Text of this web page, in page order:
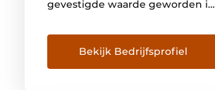
gevestigde waarde geworden in
zonwering en rolluiken.Onze
onderneming behandelt elke
bestelling van begin tot einde.
Bekijk Bedrijfsprofiel